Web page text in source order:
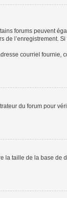
forums peuvent
de l’enregistrement. Si
courriel fournie,
du forum pour
la taille de la base de